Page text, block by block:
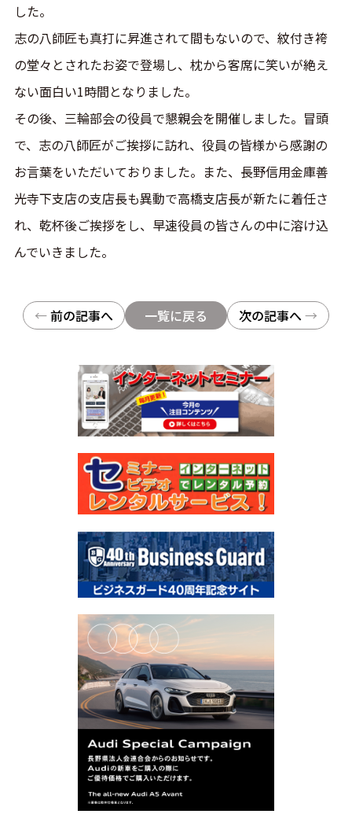
した。
志の八師匠も真打に昇進されて間もないので、紋付き袴
の堂々とされたお姿で登場し、枕から客席に笑いが絶え
ない面白い1時間となりました。
その後、三輪部会の役員で懇親会を開催しました。冒頭
で、志の八師匠がご挨拶に訪れ、役員の皆様から感謝の
お言葉をいただいておりました。また、長野信用金庫善
光寺下支店の支店長も異動で高橋支店長が新たに着任さ
れ、乾杯後ご挨拶をし、早速役員の皆さんの中に溶け込
んでいきました。
投稿ナビゲーション
←前の記事へ 次の記事へ →
一覧に戻る